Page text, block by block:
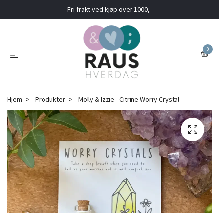
Fri frakt ved kjøp over 1000,-
0
Hjem Produkter Molly & Izzie - Citrine Worry Crystal